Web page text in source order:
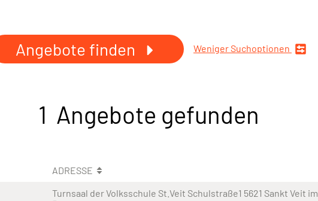
Angebote finden Weniger Suchoptionen
1 Angebote gefunden
ADRESSE
Turnsaal der Volksschule St.Veit Schulstraße1 5621 Sankt Veit im